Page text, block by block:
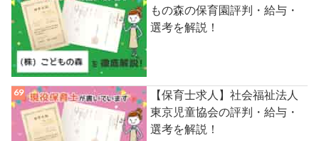
もの森の保育園評判・給与・
選考を解説！
【保育士求人】社会福祉法人
東京児童協会の評判・給与・
選考を解説！